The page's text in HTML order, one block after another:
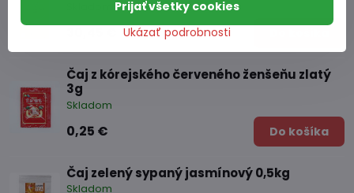
Čaj z kórejského červeného ženšeňu zlatý
3g
Skladom
0,25 € Do košíka
Čaj zelený sypaný jasmínový 0,5kg
Skladom
Ukázať podrobnosti
Prijať všetky cookies